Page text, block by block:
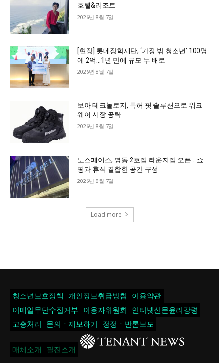
호텔&리조트
2026년 8월 7일
[현장] 롯데장학재단, ‘가정 밖 청소년’ 100명
에 2억…1년 만에 규모 두 배로
2026년 8월 7일
보아 테크놀로지, 특허 핏 솔루션으로 워크
웨어 시장 공략
2026년 8월 7일
노스페이스, 명동 2호점 라운지점 오픈… 쇼
핑과 휴식 결합한 공간 구성
2026년 8월 7일
Load more
청소년보호정책 개인정보취급방침
이용약관
이메일무단수집거부
이용자위원회
인터넷신문윤리강령
고충처리
문의ㆍ제보하기 정정ㆍ반론보도
매체소개 필진소개